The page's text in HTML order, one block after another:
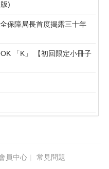
)
保障局長首度揭露三十年
「K」 【初回限定小冊子
員中心 常見問題